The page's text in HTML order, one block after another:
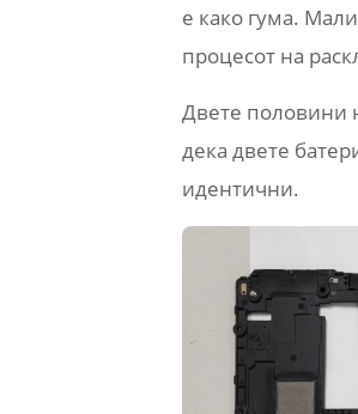
е како гума.
процесот на
Двете половини
дека двете
идентични.